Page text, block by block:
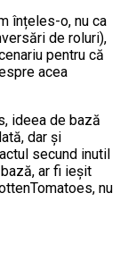
înțeles-o, nu ca
de roluri),
pentru că
acea
ideea de bază
dar și
secund inutil
ar fi ieșit
nu